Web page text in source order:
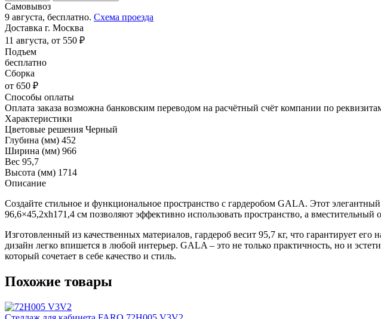
Самовывоз
9 августа, бесплатно. Схема проезда
Доставка г. Москва
11 августа, от 550 ₽
Подъем
бесплатно
Сборка
от 650 ₽
Способы оплаты
Оплата заказа возможна банковским переводом на расчётный счёт компании по
Характеристики
Цветовые решения Черный
Глубина (мм) 452
Ширина (мм) 966
Вес 95,7
Высота (мм) 1714
Описание
Создайте стильное и функциональное пространство с гардеробом GALA. Этот
96,6×45,2xh171,4 см позволяют эффективно использовать пространство, а
Изготовленный из качественных материалов, гардероб весит 95,7 кг, что гарантирует
дизайн легко впишется в любой интерьер. GALA – это не только практичность, но и
который сочетает в себе качество и стиль.
Похожие товары